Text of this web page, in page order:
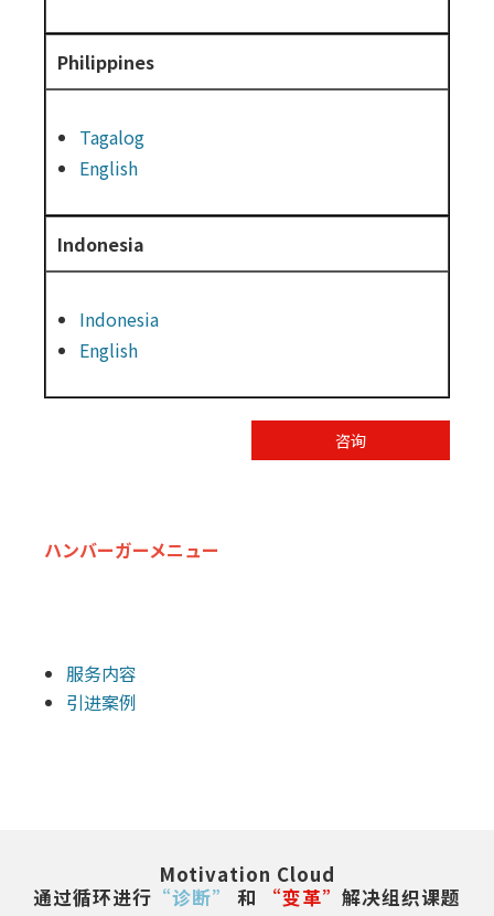
Philippines
Tagalog
English
Indonesia
Indonesia
English
咨询
ハンバーガーメニュー
服务内容
引进案例
Motivation Cloud
通过循环进行 “诊断” 和 “变革” 解决组织课题